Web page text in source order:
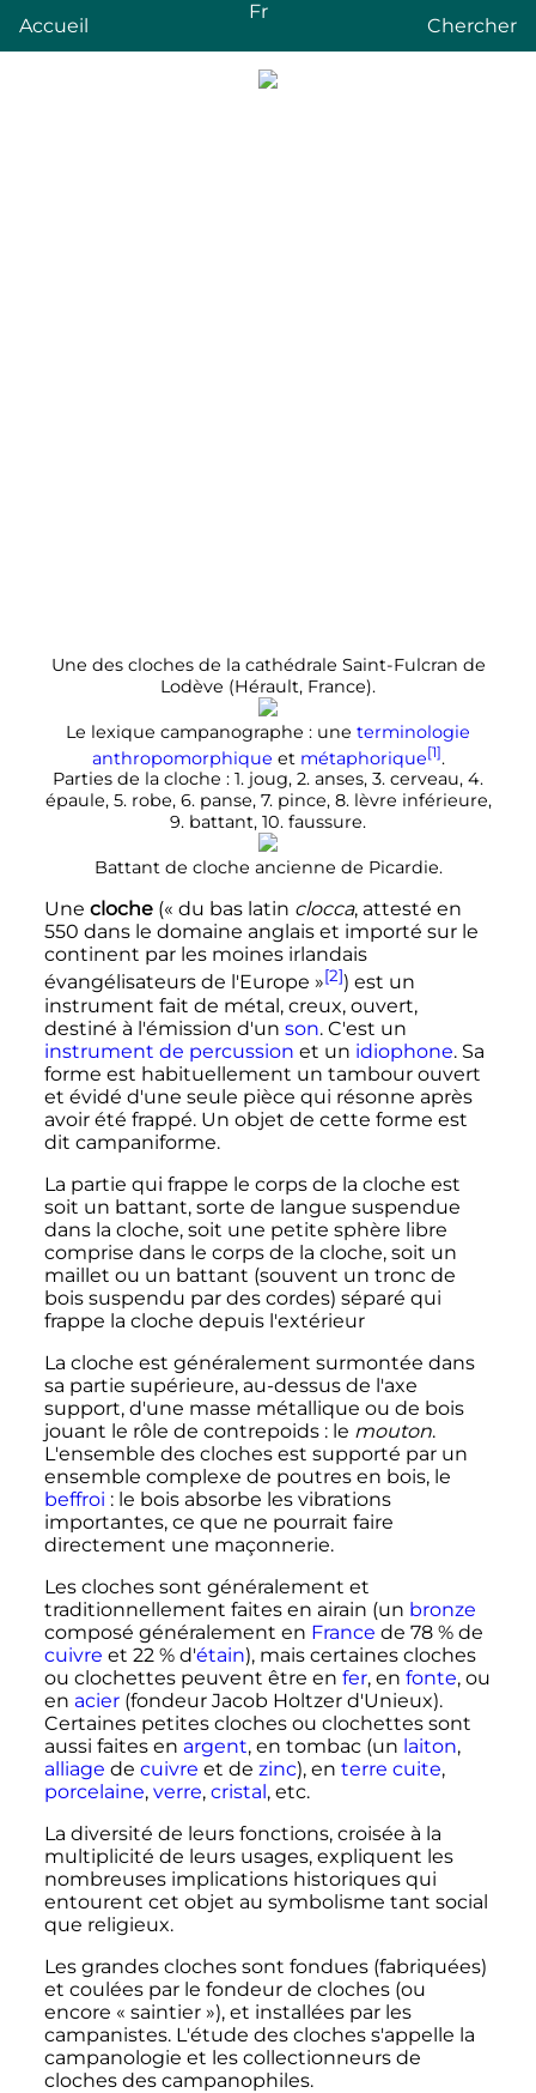
Accueil
Fr
Chercher
Une des cloches de la cathédrale Saint-Fulcran de
Lodève (Hérault, France).
Le lexique campanographe : une terminologie
anthropomorphique et métaphorique[1].
Parties de la cloche : 1. joug, 2. anses, 3. cerveau, 4.
épaule, 5. robe, 6. panse, 7. pince, 8. lèvre inférieure,
9. battant, 10. faussure.
Battant de cloche ancienne de Picardie.
Une cloche(« du bas latin clocca, attesté en
550 dans le domaine anglais et importé sur le
continent par les moines irlandais
évangélisateurs de l'Europe »[2]) est un
instrument fait de métal, creux, ouvert,
destiné à l'émission d'un son. C'est un
instrument de percussion et un idiophone. Sa
forme est habituellement un tambour ouvert
et évidé d'une seule pièce qui résonne après
avoir été frappé. Un objet de cette forme est
dit campaniforme.
La partie qui frappe le corps de la cloche est
soit un battant, sorte de langue suspendue
dans la cloche, soit une petite sphère libre
comprise dans le corps de la cloche, soit un
maillet ou un battant (souvent un tronc de
bois suspendu par des cordes) séparé qui
frappe la cloche depuis l'extérieur
La cloche est généralement surmontée dans
sa partie supérieure, au-dessus de l'axe
support, d'une masse métallique ou de bois
jouant le rôle de contrepoids : le mouton.
L'ensemble des cloches est supporté par un
ensemble complexe de poutres en bois, le
beffroi : le bois absorbe les vibrations
importantes, ce que ne pourrait faire
directement une maçonnerie.
Les cloches sont généralement et
traditionnellement faites en airain (un bronze
composé généralement en France de 78 % de
cuivre et 22 % d'étain), mais certaines cloches
ou clochettes peuvent être en fer, en fonte, ou
en acier(fondeur Jacob Holtzer d'Unieux).
Certaines petites cloches ou clochettes sont
aussi faites en argent, en tombac (un laiton,
alliage de cuivre et de zinc), en terre cuite,
porcelaine, verre, cristal, etc.
La diversité de leurs fonctions, croisée à la
multiplicité de leurs usages, expliquent les
nombreuses implications historiques qui
entourent cet objet au symbolisme tant social
que religieux.
Les grandes cloches sont fondues (fabriquées)
et coulées par le fondeur de cloches (ou
encore « saintier »), et installées par les
campanistes. L'étude des cloches s'appelle la
campanologie et les collectionneurs de
cloches des campanophiles.